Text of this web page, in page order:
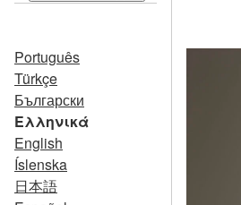
Português
Türkçe
Български
Ελληνικά
English
Íslenska
日本語